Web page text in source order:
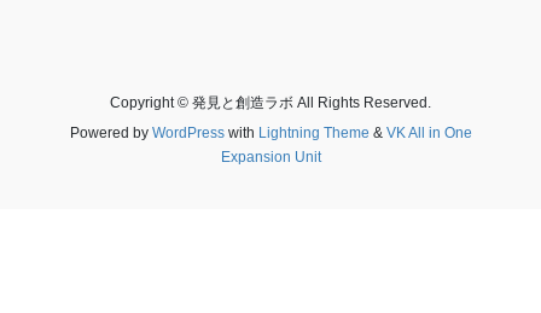
Copyright © 発見と創造ラボ All Rights Reserved.
Powered by WordPresswith Lightning Theme & VK All in One
Expansion Unit